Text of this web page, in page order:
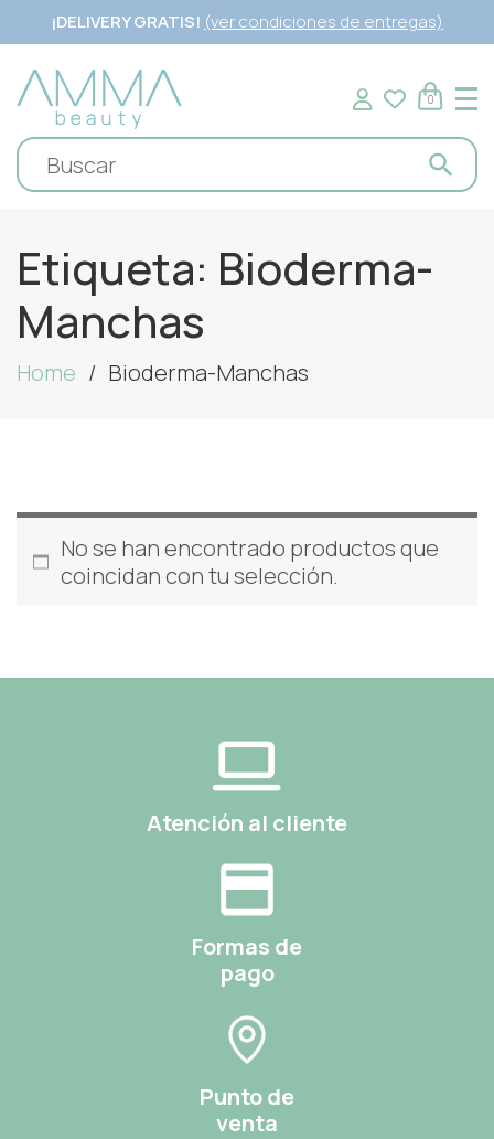
¡DELIVERY GRATIS! (ver condiciones de entregas)
0
Etiqueta: Bioderma-
Manchas
Home Bioderma-Manchas
No se han encontrado productos que
coincidan con tu selección.
Atención al cliente
Formas de
pago
Punto de
venta